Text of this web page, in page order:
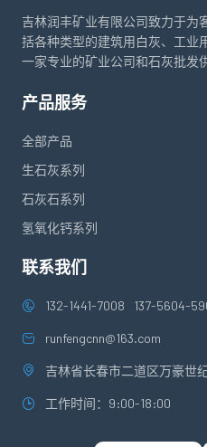
吉林润丰矿业有限公司致力于为
括各种类型的建筑用白灰、工业
一家专业的矿业公司和石灰批发
产品服务
全部产品
生石灰系列
石灰石系列
氢氧化钙系列
联系我们
132-1441-7008 137-5604-
runfengcnn@163.com
吉林省长春市二道区万豪世
工作时间：9:00-18:00